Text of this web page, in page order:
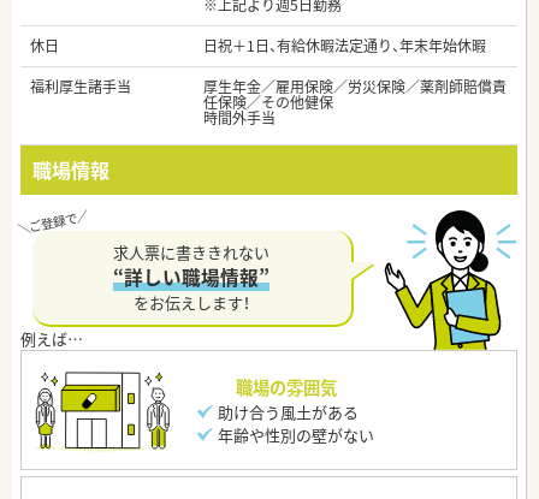
※上記より週5日勤務
休日
日祝＋1日、有給休暇法定通り、年末年始休暇
福利厚生諸手当
厚生年金／雇用保険／労災保険／薬剤師賠償責
任保険／その他健保
時間外手当
職場情報
求人票に書ききれない
“詳しい職場情報”
をお伝えします！
職場の雰囲気
助け合う風土がある
年齢や性別の壁がない